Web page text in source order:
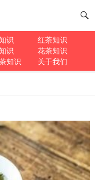
识
红茶知识
识
花茶知识
知识 关于我们